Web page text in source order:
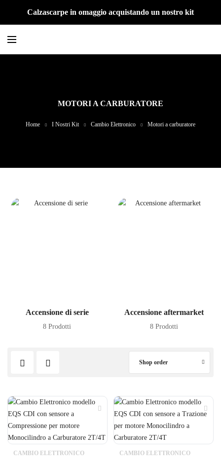
Calzascarpe in omaggio acquistando un nostro kit
MOTORI A CARBURATORE
Home I Nostri Kit Cambio Elettronico Motori a carburatore
Accensione di serie
8 Prodotti
Accensione aftermarket
8 Prodotti
Shop order
CAMBIO ELETTRONICO CAMBIO ELETTRONICO